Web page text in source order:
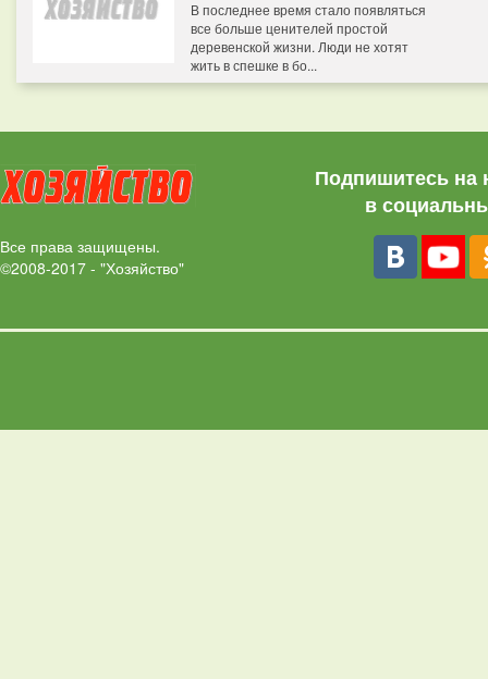
В последнее время стало появляться
все больше ценителей простой
деревенской жизни. Люди не хотят
жить в спешке в бо...
Все права защищены.
©2008-2017 - "Хозяйство"
Подпишитесь на
в